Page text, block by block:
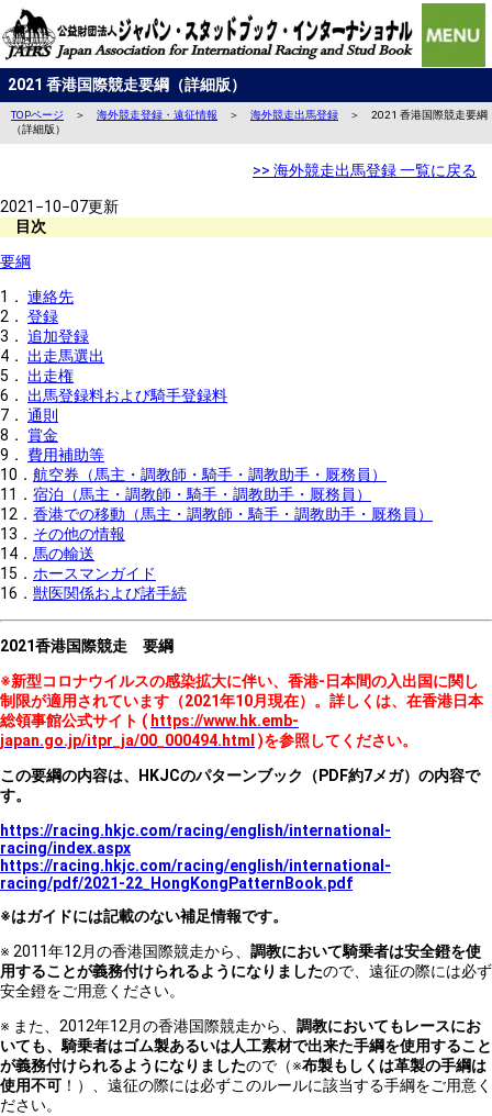
2021 香港国際競走要綱（詳細版）
TOPページ ＞ 海外競走登録・遠征情報 ＞ 海外競走出馬登録 ＞ 2021 香港国際競走要綱
（詳細版）
>> 海外競走出馬登録 一覧に戻る
2021−10−07更新
目次
要綱
1． 連絡先
2． 登録
3． 追加登録
4． 出走馬選出
5． 出走権
6． 出馬登録料および騎手登録料
7． 通則
8． 賞金
9． 費用補助等
10． 航空券（馬主・調教師・騎手・調教助手・厩務員）
11． 宿泊（馬主・調教師・騎手・調教助手・厩務員）
12． 香港での移動（馬主・調教師・騎手・調教助手・厩務員）
13． その他の情報
14． 馬の輸送
15． ホースマンガイド
16． 獣医関係および諸手続
2021香港国際競走 要綱
※新型コロナウイルスの感染拡大に伴い、香港-日本間の入出国に関し
制限が適用されています（2021年10月現在）。詳しくは、在香港日本
総領事館公式サイト ( https://www.hk.emb-
japan.go.jp/itpr_ja/00_000494.html )を参照してください。
この要綱の内容は、HKJCのパターンブック（PDF約7メガ）の内容で
す。
https://racing.hkjc.com/racing/english/international-
racing/index.aspx
https://racing.hkjc.com/racing/english/international-
racing/pdf/2021-22_HongKongPatternBook.pdf
※はガイドには記載のない補足情報です。
※ 2011年12月の香港国際競走から、 調教において騎乗者は安全鐙を使
用することが義務付けられるようになりましたので、遠征の際には必ず
安全鐙をご用意ください。
※ また、 2012年12月の香港国際競走から、 調教においてもレースにお
いても、騎乗者はゴム製あるいは人工素材で出来た手綱を使用すること
が義務付けられるようになりましたので（※布製もしくは革製の手綱は
使用不可 ！）、遠征の際には必ずこのルールに該当する手綱をご用意く
ださい。